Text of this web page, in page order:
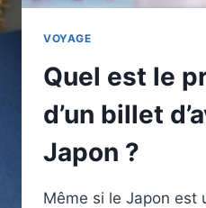
VOYAGE
Quel est le
d’un billet
Japon ?
Même si le Japon est